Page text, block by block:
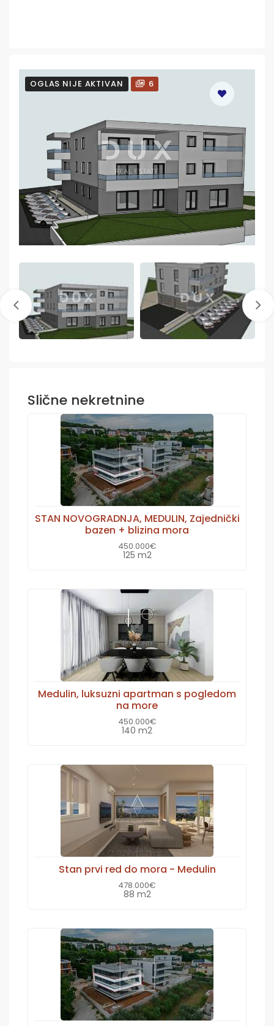
OGLAS NIJE AKTIVAN 6
Slične nekretnine
STAN NOVOGRADNJA, MEDULIN, Zajednički
bazen + blizina mora
450.000€
125 m2
Medulin, luksuzni apartman s pogledom
na more
450.000€
140 m2
Stan prvi red do mora - Medulin
478.000€
88 m2